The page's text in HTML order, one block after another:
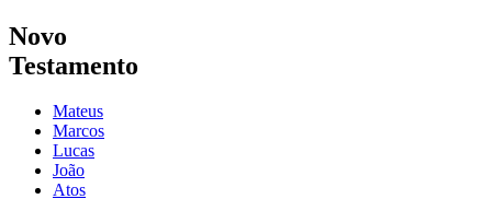
Novo
Testamento
Mateus
Marcos
Lucas
João
Atos